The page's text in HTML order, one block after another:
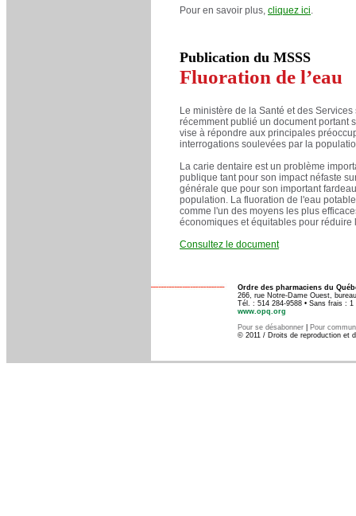
Pour en savoir plus, cliquez ici.
Publication du MSSS
Fluoration de l’eau
Le ministère de la Santé et des Services
récemment publié un document portant
vise à répondre aux principales
interrogations soulevées par la
La carie dentaire est un problème
publique tant pour son impact néfaste
générale que pour son important
population. La fluoration de l'eau
comme l'un des moyens les plus
économiques et équitables pour réduire
Consultez le document
Ordre des pharmaciens du
266, rue Notre-Dame Ouest,
Tél. : 514 284-9588 • Sans frais :
www.opq.org
Pour se désabonner
Pour
© 2011 / Droits de reproduction et